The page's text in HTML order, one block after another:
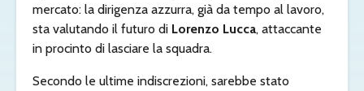
mercato: la dirigenza azzurra, già da tempo al lavoro,
sta valutando il futuro di Lorenzo Lucca, attaccante
in procinto di lasciare la squadra.
Secondo le ultime indiscrezioni, sarebbe stato